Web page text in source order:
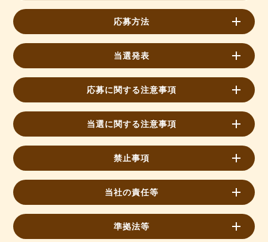
応募方法
当選発表
応募に関する注意事項
当選に関する注意事項
禁止事項
当社の責任等
準拠法等